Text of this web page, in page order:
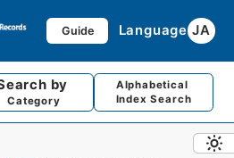
Guide Language JA
by
Category
Alphabetical
Index Search